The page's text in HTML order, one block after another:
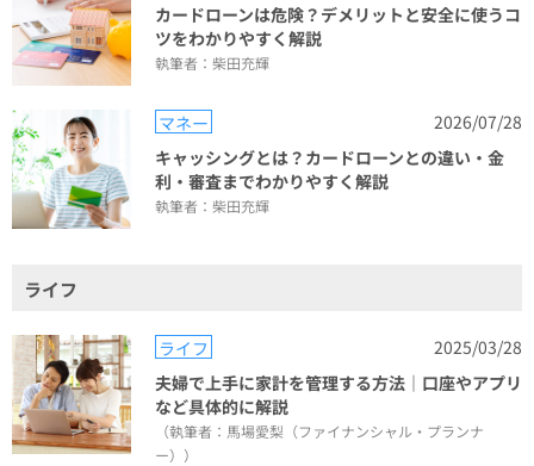
カードローンは危険？デメリットと安全に使うコ
ツをわかりやすく解説
執筆者：柴田充輝
マネー
2026/07/28
キャッシングとは？カードローンとの違い・金
利・審査までわかりやすく解説
執筆者：柴田充輝
ライフ
ライフ
2025/03/28
夫婦で上手に家計を管理する方法｜口座やアプリ
など具体的に解説
（執筆者：馬場愛梨（ファイナンシャル・プランナ
ー））